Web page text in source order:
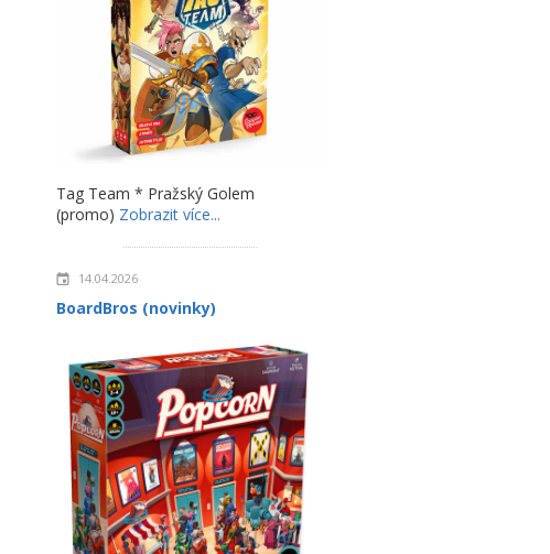
Tag Team * Pražský Golem
(promo) Zobrazit více...
14.04.2026
BoardBros (novinky)